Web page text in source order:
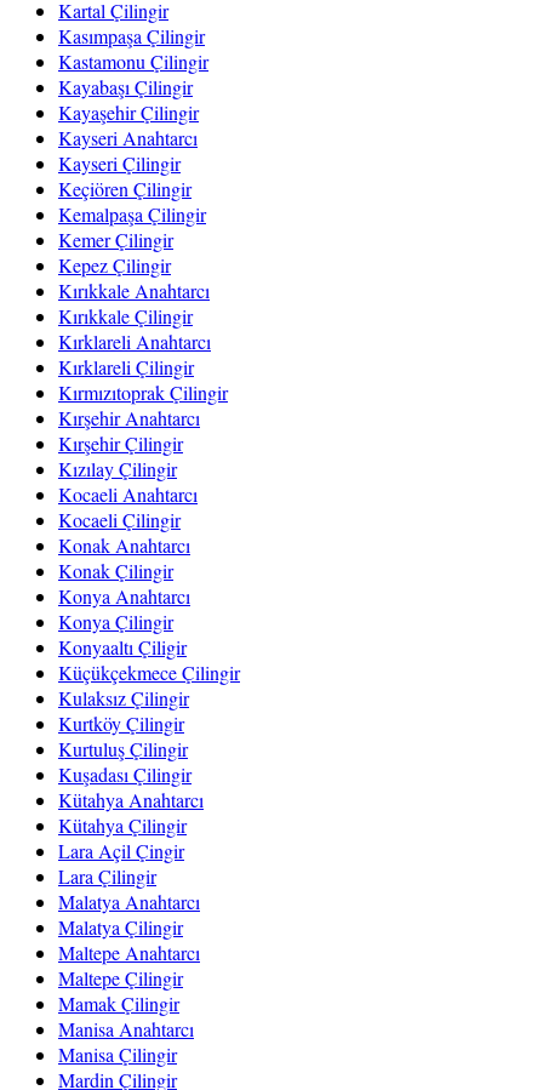
Kartal Çilingir
Kasımpaşa Çilingir
Kastamonu Çilingir
Kayabaşı Çilingir
Kayaşehir Çilingir
Kayseri Anahtarcı
Kayseri Çilingir
Keçiören Çilingir
Kemalpaşa Çilingir
Kemer Çilingir
Kepez Çilingir
Kırıkkale Anahtarcı
Kırıkkale Çilingir
Kırklareli Anahtarcı
Kırklareli Çilingir
Kırmızıtoprak Çilingir
Kırşehir Anahtarcı
Kırşehir Çilingir
Kızılay Çilingir
Kocaeli Anahtarcı
Kocaeli Çilingir
Konak Anahtarcı
Konak Çilingir
Konya Anahtarcı
Konya Çilingir
Konyaaltı Çiligir
Küçükçekmece Çilingir
Kulaksız Çilingir
Kurtköy Çilingir
Kurtuluş Çilingir
Kuşadası Çilingir
Kütahya Anahtarcı
Kütahya Çilingir
Lara Açil Çingir
Lara Çilingir
Malatya Anahtarcı
Malatya Çilingir
Maltepe Anahtarcı
Maltepe Çilingir
Mamak Çilingir
Manisa Anahtarcı
Manisa Çilingir
Mardin Çilingir